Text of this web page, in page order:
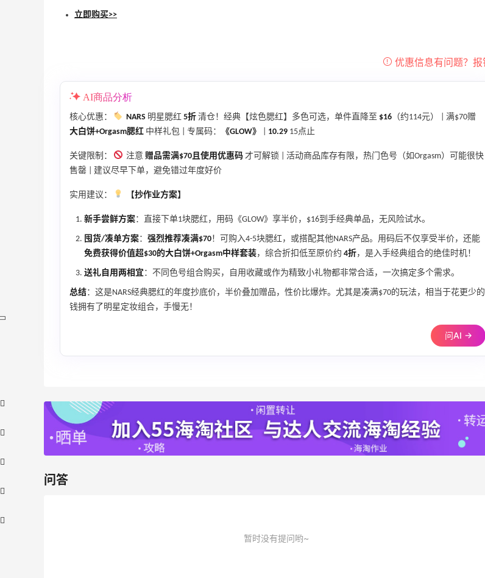
立即购买>>
AI商品分析
核心优惠： NARS 明星腮红 5折 清仓！经典【炫色腮红】多色可选，单件直降至 $16 （约114元） | 满$70赠
大白饼+Orgasm腮红 中样礼包 | 专属码： 《GLOW》 10.29 15点止
关键限制： 注意 赠品需满$70且使用优惠码 才可解锁 | 活动商品库存有限，热门色号（如Orgasm）可能很快
售罄 | 建议尽早下单，避免错过年度好价
实用建议： 【抄作业方案】
新手尝鲜方案：直接下单1块腮红，用码《GLOW》享半价，$16到手经典单品，无风险试水。
囤货/凑单方案： 强烈推荐凑满$70！可购入4-5块腮红，或搭配其他NARS产品。用码后不仅享受半价，还能
免费获得价值超$30的大白饼+Orgasm中样套装，综合折扣低至原价约 4折，是入手经典组合的绝佳时机！
送礼自用两相宜 ：不同色号组合购买，自用收藏或作为精致小礼物都非常合适，一次搞定多个需求。
总结：这是NARS经典腮红的年度抄底价，半价叠加赠品，性价比爆炸。尤其是凑满$70的玩法，相当于花更少的
钱拥有了明星定妆组合，手慢无！
问AI →
问答
暂时没有提问哟~